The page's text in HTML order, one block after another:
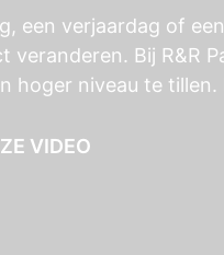
een verjaardag of
Bij R&R
hoger niveau te
VIDEO